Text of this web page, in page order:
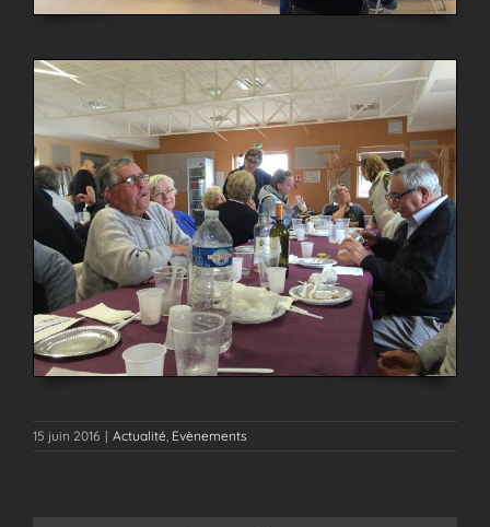
15 juin 2016 | Actualité, Evènements